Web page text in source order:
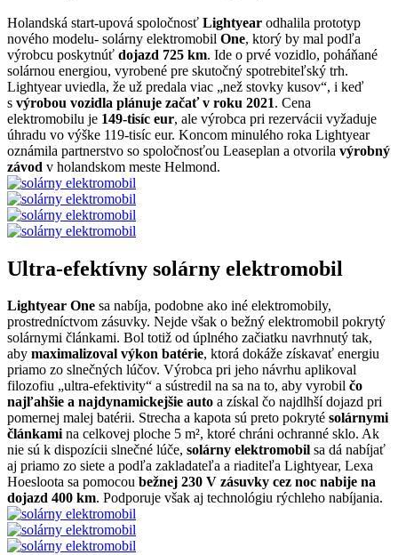
Holandská start-upová spoločnosť Lightyear odhalila prototyp
nového modelu- solárny elektromobil One, ktorý by mal podľa
výrobcu poskytnúť dojazd 725 km. Ide o prvé vozidlo, poháňané
solárnou energiou, vyrobené pre skutočný spotrebiteľský trh.
Lightyear uviedla, že už predala viac „než stovky kusov“, i keď
s výrobou vozidla plánuje začať v roku 2021. Cena
elektromobilu je 149-tisíc eur, ale výrobca pri rezervácii vyžaduje
úhradu vo výške 119-tisíc eur. Koncom minulého roka Lightyear
oznámila partnerstvo so spoločnosťou Leaseplan a otvorila výrobný
závod v holandskom meste Helmond.
Ultra-efektívny solárny elektromobil
Lightyear One sa nabíja, podobne ako iné elektromobily,
prostredníctvom zásuvky. Nejde však o bežný elektromobil pokrytý
solárnymi článkami. Bol totiž od úplného začiatku navrhnutý tak,
aby maximalizoval výkon batérie, ktorá dokáže získavať energiu
priamo zo slnečných lúčov. Výrobca pri jeho návrhu aplikoval
filozofiu „ultra-efektivity“ a sústredil na sa na to, aby vyrobil čo
najľahšie a najdynamickejšie auto a získal čo najdlhší dojazd pri
pomernej malej batérii. Strecha a kapota sú preto pokryté solárnymi
článkamina celkovej ploche 5 m², ktoré chráni ochranné sklo. Ak
nie sú k dispozícii slnečné lúče, solárny elektromobil sa dá nabíjať
aj priamo zo siete a podľa zakladateľa a riaditeľa Lightyear, Lexa
Hoesloota sa pomocou bežnej 230 V zásuvky cez noc nabije na
dojazd 400 km. Podporuje však aj technológiu rýchleho nabíjania.